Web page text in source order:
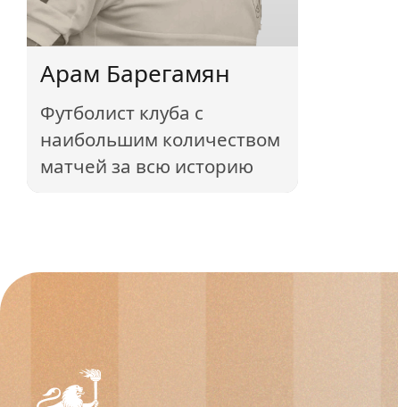
Арам Барегамян
Футболист клуба с
наибольшим количеством
матчей за всю историю